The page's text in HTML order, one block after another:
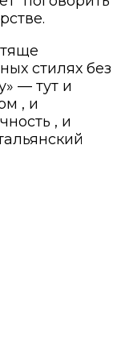
стилях без
— тут и
, и
, и